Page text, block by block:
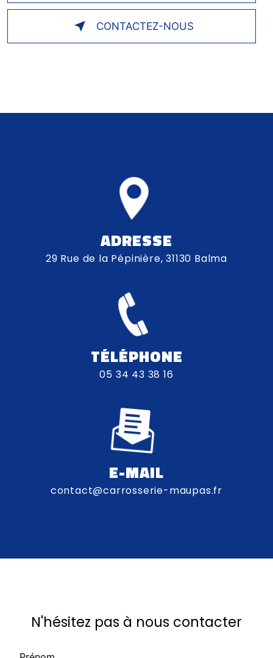
CONTACTEZ-NOUS
ADRESSE
29 Rue de la Pépinière, 31130 Balma
TÉLÉPHONE
05 34 43 38 16
E-MAIL
contact@carrosserie-maupas.fr
N'hésitez pas à nous contacter